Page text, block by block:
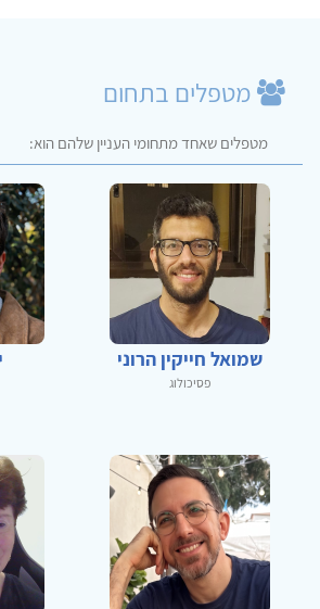
מטפלים בתחום
מטפלים שאחד מתחומי העניין שלהם הוא:
שמואל חייקין הרוני
פסיכולוג